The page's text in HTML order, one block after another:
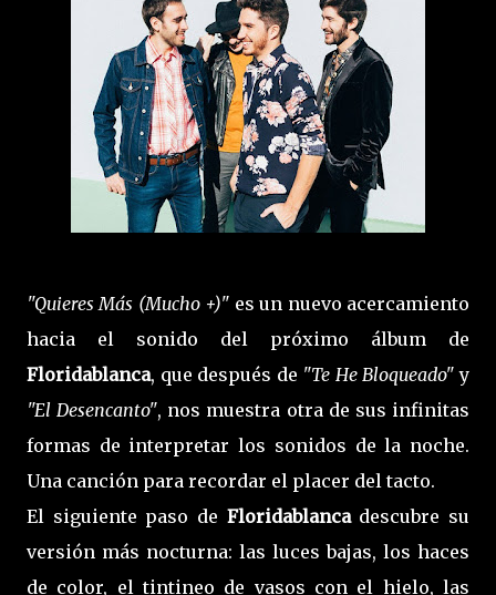
"Quieres Más (Mucho +)" es un nuevo acercamiento
hacia el sonido del próximo álbum de
Floridablanca, que después de "Te He Bloqueado" y
"El Desencanto", nos muestra otra de sus infinitas
formas de interpretar los sonidos de la noche.
Una canción para recordar el placer del tacto.
El siguiente paso de Floridablanca descubre su
versión más nocturna: las luces bajas, los haces
de color, el tintineo de vasos con el hielo, las